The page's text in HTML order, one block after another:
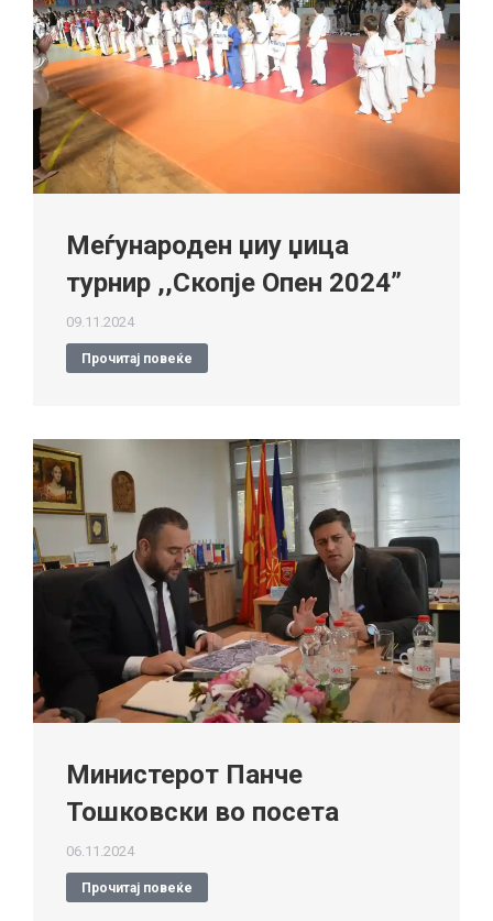
Меѓународен џиу џица
турнир ,,Скопје Опен 2024”
09.11.2024
Прочитај повеќе
Министерот Панче
Тошковски во посета
06.11.2024
Прочитај повеќе